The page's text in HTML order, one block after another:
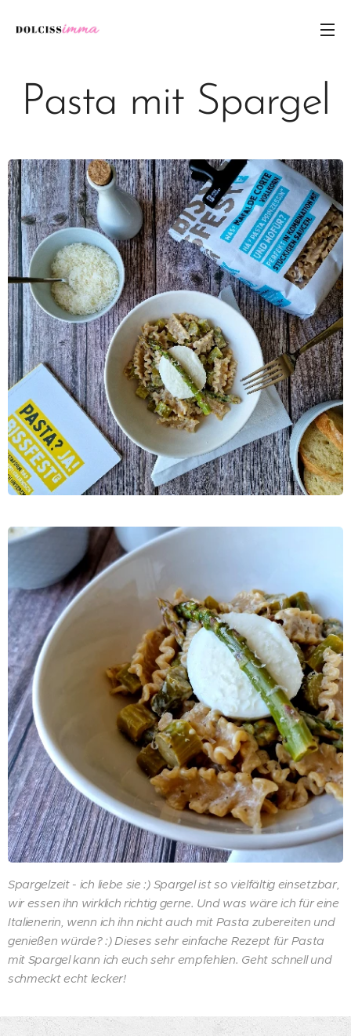
Pasta mit Spargel
Spargelzeit - ich liebe sie :) Spargel ist so vielfältig einsetzbar,
wir essen ihn wirklich richtig gerne. Und was wäre ich für eine
Italienerin, wenn ich ihn nicht auch mit Pasta zubereiten und
genießen würde?:) Dieses sehr einfache Rezept für Pasta
mit Spargel kann ich euch sehr empfehlen. Geht schnell und
schmeckt echt lecker!